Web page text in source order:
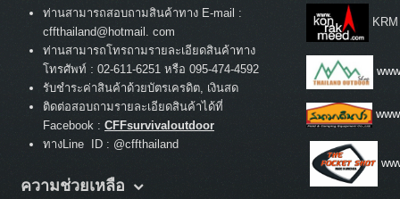
ท่านสามารถสอบถามสินค้าทาง E-mail :
cffthailand@hotmail. com
ท่านสามารถโทรถามรายละเอียดสินค้าทาง
โทรศัพท์ : 02-611-6251 หรือ 095-474-4592
รับชำระค่าสินค้าด้วยบัตรเครดิต, เงินสด
ติดต่อสอบถามรายละเอียดสินค้าได้ที่
Facebook : CFFsurvivaloutdoor
ทางLine ID : @cffthailand
ความช่วยเหลือ
KRM